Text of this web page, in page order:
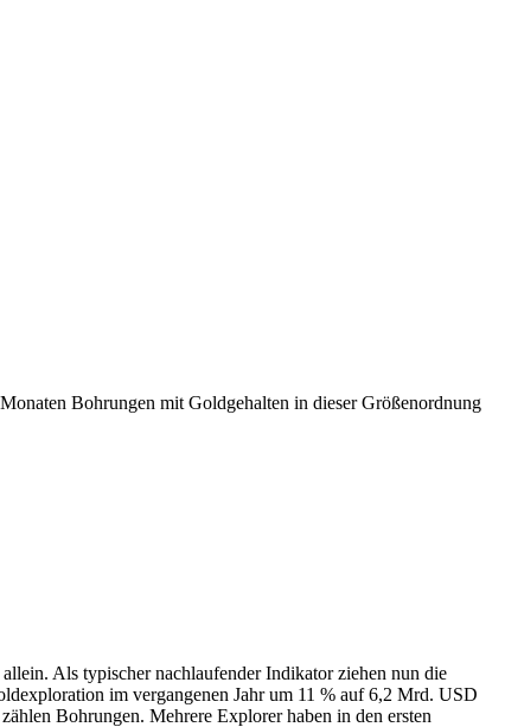
Bohrungen mit Goldgehalten in dieser Größenordnung
Als typischer nachlaufender Indikator ziehen nun die
im vergangenen Jahr um 11 % auf 6,2 Mrd. USD
Bohrungen. Mehrere Explorer haben in den ersten